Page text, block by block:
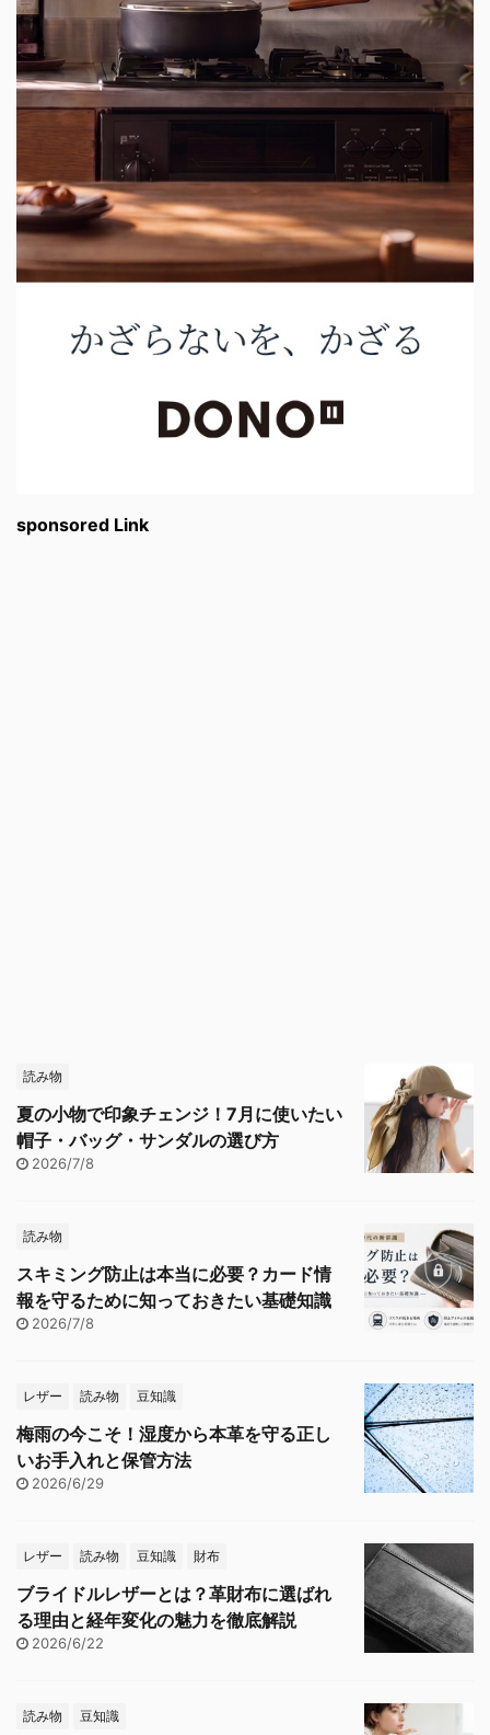
sponsored Link
読み物
夏の小物で印象チェンジ！7月に使いたい
帽子・バッグ・サンダルの選び方
2026/7/8
読み物
スキミング防止は本当に必要？カード情
報を守るために知っておきたい基礎知識
2026/7/8
レザー 読み物 豆知識
梅雨の今こそ！湿度から本革を守る正し
いお手入れと保管方法
2026/6/29
レザー 読み物 豆知識 財布
ブライドルレザーとは？革財布に選ばれ
る理由と経年変化の魅力を徹底解説
2026/6/22
読み物 豆知識